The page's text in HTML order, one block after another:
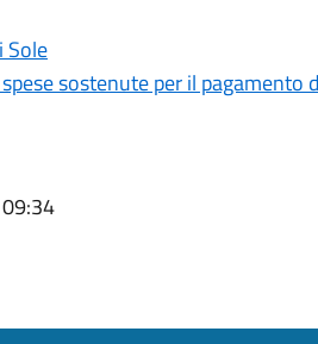
Sole
sostenute per il pagamento